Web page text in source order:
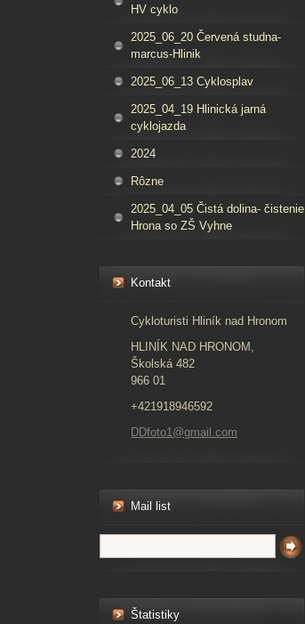
HV cyklo
2025_06_20 Červená studna-
marcus-Hlinik
2025_06_13 Cyklosplav
2025_04_19 Hlinická jarná
cyklojazda
2024
Rôzne
2025_04_05 Čistá dolina- čistenie
Hrona so ZŠ Vyhne
Kontakt
Cykloturisti Hliník nad Hronom
HLINÍK NAD HRONOM,
Školská 482
966 01
+421918946592
DDfoto1@gmail.com
Mail list
Štatistiky